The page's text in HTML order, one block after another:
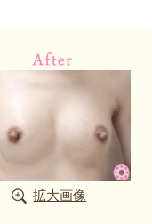
拡大画像